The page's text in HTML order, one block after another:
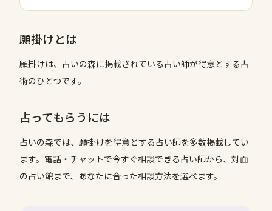
願掛けとは
願掛けは、占いの森に掲載されている占い師が得意とする占
術のひとつです。
占ってもらうには
占いの森では、 願掛けを得意とする占い師を多数掲載してい
ます。電話・チャットで今すぐ相談できる占い師から、対面
の占い館まで、あなたに合った相談方法を選べます。